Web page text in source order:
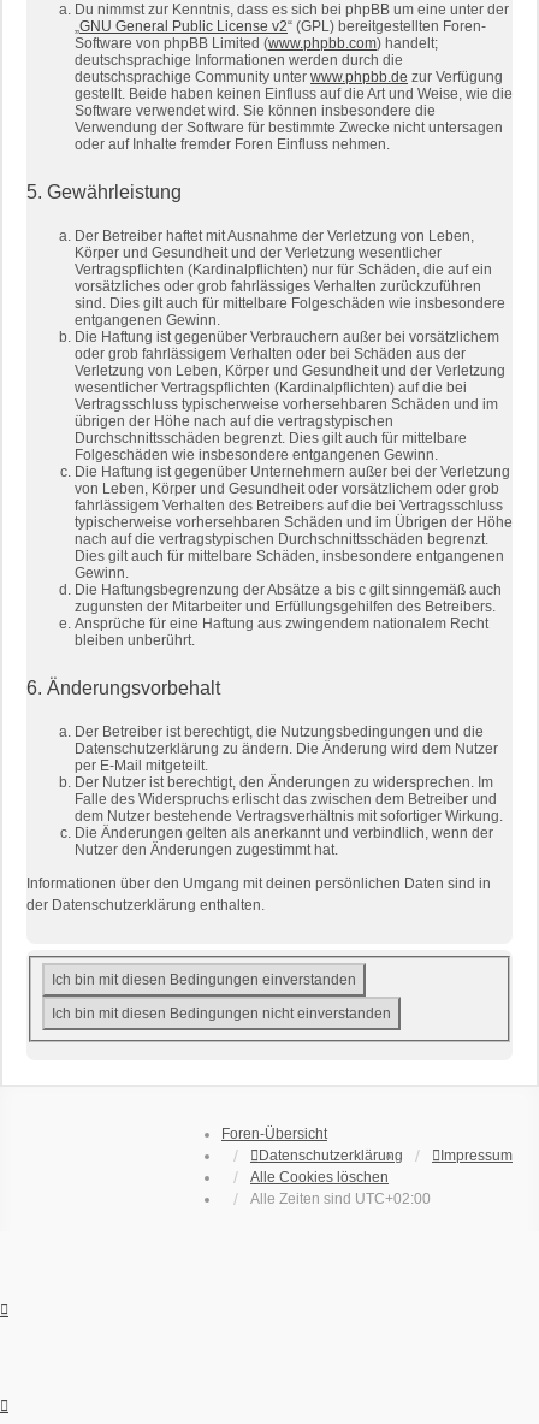
Du nimmst zur Kenntnis, dass es sich bei phpBB um eine unter der
„GNU General Public License v2“ (GPL) bereitgestellten Foren-
Software von phpBB Limited (www.phpbb.com) handelt;
deutschsprachige Informationen werden durch die
deutschsprachige Community unter www.phpbb.de zur Verfügung
gestellt. Beide haben keinen Einfluss auf die Art und Weise, wie die
Software verwendet wird. Sie können insbesondere die
Verwendung der Software für bestimmte Zwecke nicht untersagen
oder auf Inhalte fremder Foren Einfluss nehmen.
5. Gewährleistung
Der Betreiber haftet mit Ausnahme der Verletzung von Leben,
Körper und Gesundheit und der Verletzung wesentlicher
Vertragspflichten (Kardinalpflichten) nur für Schäden, die auf ein
vorsätzliches oder grob fahrlässiges Verhalten zurückzuführen
sind. Dies gilt auch für mittelbare Folgeschäden wie insbesondere
entgangenen Gewinn.
Die Haftung ist gegenüber Verbrauchern außer bei vorsätzlichem
oder grob fahrlässigem Verhalten oder bei Schäden aus der
Verletzung von Leben, Körper und Gesundheit und der Verletzung
wesentlicher Vertragspflichten (Kardinalpflichten) auf die bei
Vertragsschluss typischerweise vorhersehbaren Schäden und im
übrigen der Höhe nach auf die vertragstypischen
Durchschnittsschäden begrenzt. Dies gilt auch für mittelbare
Folgeschäden wie insbesondere entgangenen Gewinn.
Die Haftung ist gegenüber Unternehmern außer bei der Verletzung
von Leben, Körper und Gesundheit oder vorsätzlichem oder grob
fahrlässigem Verhalten des Betreibers auf die bei Vertragsschluss
typischerweise vorhersehbaren Schäden und im Übrigen der Höhe
nach auf die vertragstypischen Durchschnittsschäden begrenzt.
Dies gilt auch für mittelbare Schäden, insbesondere entgangenen
Gewinn.
Die Haftungsbegrenzung der Absätze a bis c gilt sinngemäß auch
zugunsten der Mitarbeiter und Erfüllungsgehilfen des Betreibers.
Ansprüche für eine Haftung aus zwingendem nationalem Recht
bleiben unberührt.
6. Änderungsvorbehalt
Der Betreiber ist berechtigt, die Nutzungsbedingungen und die
Datenschutzerklärung zu ändern. Die Änderung wird dem Nutzer
per E-Mail mitgeteilt.
Der Nutzer ist berechtigt, den Änderungen zu widersprechen. Im
Falle des Widerspruchs erlischt das zwischen dem Betreiber und
dem Nutzer bestehende Vertragsverhältnis mit sofortiger Wirkung.
Die Änderungen gelten als anerkannt und verbindlich, wenn der
Nutzer den Änderungen zugestimmt hat.
Informationen über den Umgang mit deinen persönlichen Daten sind in
der Datenschutzerklärung enthalten.
Foren-Übersicht
Datenschutzerklärung
Impressum
Alle Cookies löschen
Alle Zeiten sind UTC+02:00